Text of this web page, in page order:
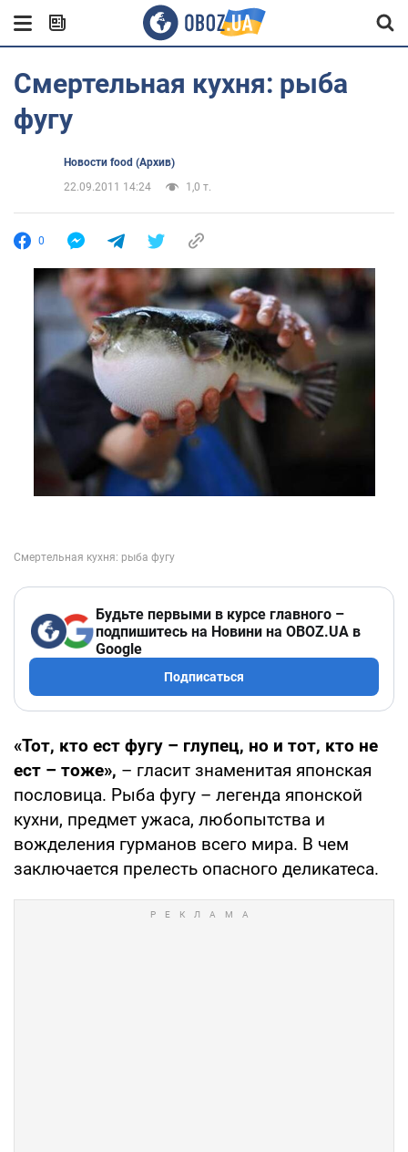
Смертельная кухня: рыба
фугу
Новости food (Архив)
22.09.2011 14:24
1,0 т.
0
Будьте первыми в курсе главного –
подпишитесь на Новини на OBOZ.UA в
Google
Подписаться
«Тот, кто ест фугу – глупец, но и тот, кто не
ест – тоже», – гласит знаменитая японская
пословица. Рыба фугу – легенда японской
кухни, предмет ужаса, любопытства и
вожделения гурманов всего мира. В чем
заключается прелесть опасного деликатеса.